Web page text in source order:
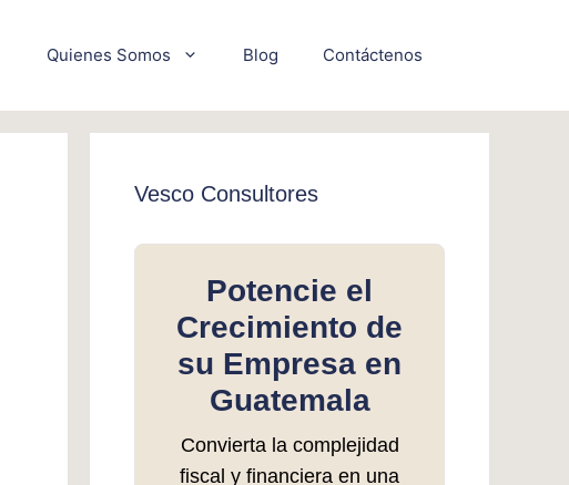
Quienes Somos Blog Contáctenos
Vesco Consultores
Potencie el
Crecimiento de
su Empresa en
Guatemala
Convierta la complejidad
fiscal y financiera en una